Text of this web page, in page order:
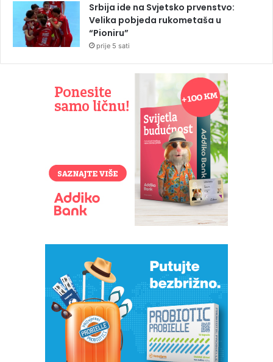
Srbija ide na Svjetsko prvenstvo:
Velika pobjeda rukometaša u
“Pioniru”
prije 5 sati